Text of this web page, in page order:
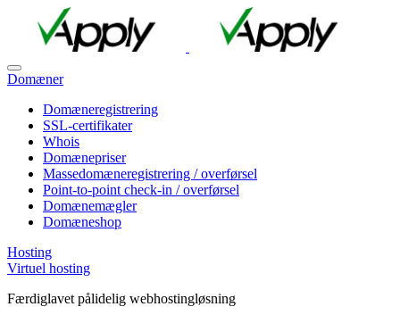
Domæner
Domæneregistrering
SSL-certifikater
Whois
Domænepriser
Massedomæneregistrering / overførsel
Point-to-point check-in / overførsel
Domænemægler
Domæneshop
Hosting
Virtuel hosting
Færdiglavet pålidelig webhostingløsning